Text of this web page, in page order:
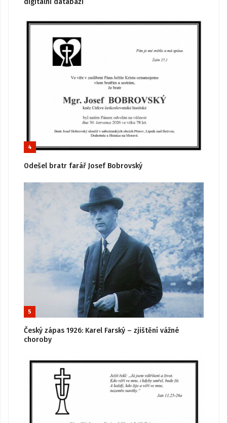
4
Odešel bratr farář Josef Bobrovský
5
Český zápas 1926: Karel Farský – zjištění vážné
choroby